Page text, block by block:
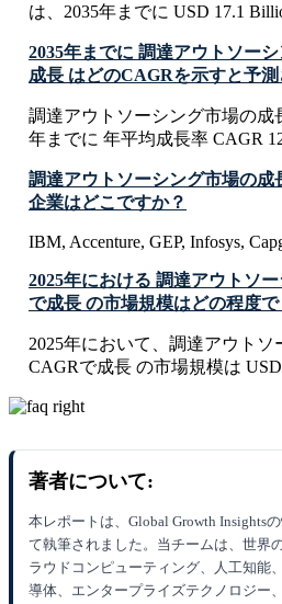
は、2035年までに USD 17.1
2035年までに 調達アウトソー
成長 はどのCAGRを示すと予
調達アウトソーシング市場の成
年までに 年平均成長率 CAGR
調達アウトソーシング市場の成
企業はどこですか？
IBM, Accenture, GEP, Infosys,
2025年における 調達アウトソ
で成長 の市場規模はどの程度で
2025年において、調達アウト
CAGRで成長 の市場規模は USD
著者について:
本レポートは、Global Growth Insights
て執筆されました。当チームは、世界
ラウドコンピューティング、人工知能
導体、エンタープライズテクノロジー